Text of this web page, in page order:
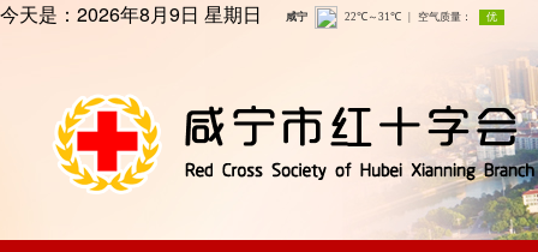
今天是： 2026年8月9日 星期日